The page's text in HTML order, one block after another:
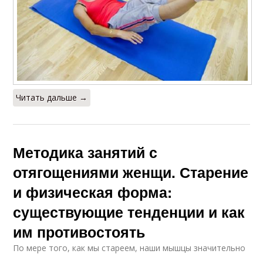
Читать дальше →
Методика занятий с
отягощениями женщи. Старение
и физическая форма:
существующие тенденции и как
им противостоять
По мере того, как мы стареем, наши мышцы значительно